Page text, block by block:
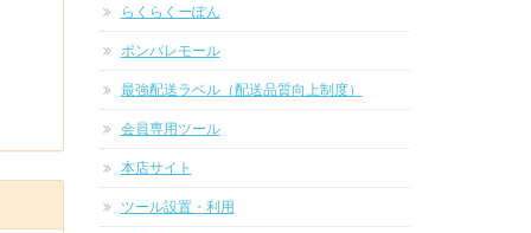
らくらくーぽん
ポンパレモール
最強配送ラベル（配送品質向上制度）
会員専用ツール
本店サイト
ツール設置・利用